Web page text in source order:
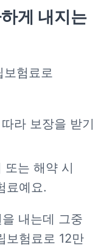
게 내지는
보험료로
라 보장을 받기
또는 해약 시
료예요.
내는데 그중
보험료로 12만